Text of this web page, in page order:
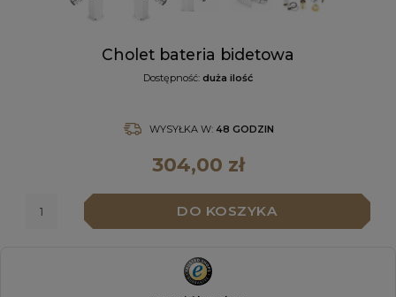
Cholet bateria bidetowa
Dostępność: duża ilość
WYSYŁKA W: 48 GODZIN
304,00 zł
DO KOSZYKA